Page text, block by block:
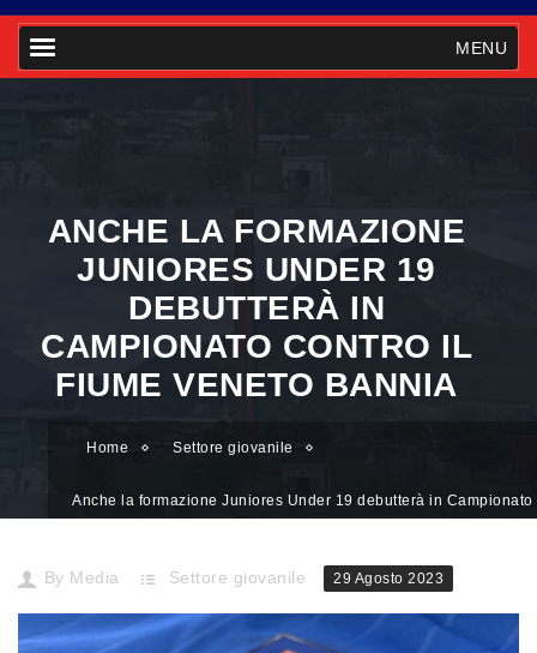
MENU
ANCHE LA FORMAZIONE
JUNIORES UNDER 19
DEBUTTERÀ IN
CAMPIONATO CONTRO IL
FIUME VENETO BANNIA
Home Settore giovanile
Anche la formazione Juniores Under 19 debutterà in Campionato
By Media Settore giovanile 29 Agosto 2023